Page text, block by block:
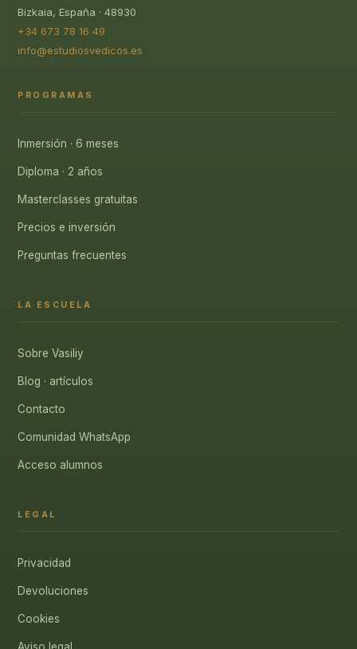
Bizkaia, España · 48930
+34 673 78 16 49
info@estudiosvedicos.es
PROGRAMAS
Inmersión · 6 meses
Diploma · 2 años
Masterclasses gratuitas
Precios e inversión
Preguntas frecuentes
LA ESCUELA
Sobre Vasiliy
Blog · artículos
Contacto
Comunidad WhatsApp
Acceso alumnos
LEGAL
Privacidad
Devoluciones
Cookies